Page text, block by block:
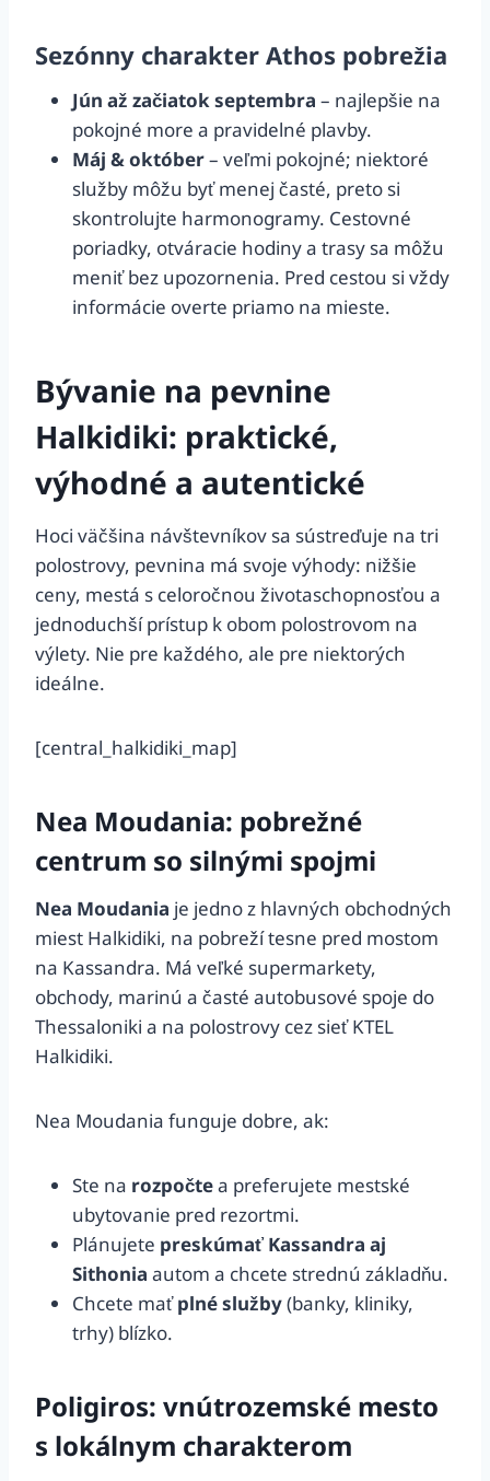
Sezónny charakter Athos pobrežia
Jún až začiatok septembra – najlepšie na
pokojné more a pravidelné plavby.
Máj & október– veľmi pokojné; niektoré
služby môžu byť menej časté, preto si
skontrolujte harmonogramy. Cestovné
poriadky, otváracie hodiny a trasy sa môžu
meniť bez upozornenia. Pred cestou si vždy
informácie overte priamo na mieste.
Bývanie na pevnine
Halkidiki: praktické,
výhodné a autentické
Hoci väčšina návštevníkov sa sústreďuje na tri
polostrovy, pevnina má svoje výhody: nižšie
ceny, mestá s celoročnou životaschopnosťou a
jednoduchší prístup k obom polostrovom na
výlety. Nie pre každého, ale pre niektorých
ideálne.
[central_halkidiki_map]
Nea Moudania: pobrežné
centrum so silnými spojmi
Nea Moudania je jedno z hlavných obchodných
miest Halkidiki, na pobreží tesne pred mostom
na Kassandra. Má veľké supermarkety,
obchody, marinú a časté autobusové spoje do
Thessaloniki a na polostrovy cez sieť KTEL
Halkidiki.
Nea Moudania funguje dobre, ak:
Ste na rozpočtea preferujete mestské
ubytovanie pred rezortmi.
Plánujete preskúmať Kassandra aj
Sithonia autom a chcete strednú základňu.
Chcete maťplné služby(banky, kliniky,
trhy) blízko.
Poligiros: vnútrozemské mesto
s lokálnym charakterom